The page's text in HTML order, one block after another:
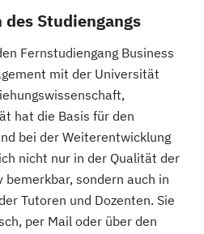
Studiengangs
Fernstudiengang Business
mit der Universität
hat die Basis für den
bei der Weiterentwicklung
nicht nur in der Qualität der
sondern auch in
Tutoren und Dozenten. Sie
per Mail oder über den